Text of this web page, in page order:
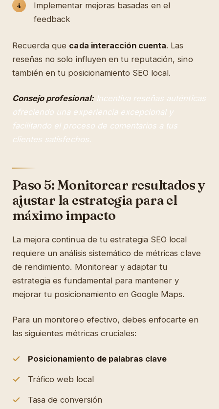
Implementar mejoras basadas en el
feedback
Recuerda que cada interacción cuenta. Las
reseñas no solo influyen en tu reputación, sino
también en tu posicionamiento SEO local.
Consejo profesional: Incentiva reseñas auténticas
ofreciendo una experiencia excepcional y
facilitando el proceso de comentarios a tus
clientes satisfechos.
Paso 5: Monitorear resultados y
ajustar la estrategia para el
máximo impacto
La mejora continua de tu estrategia SEO local
requiere un análisis sistemático de métricas clave
de rendimiento. Monitorear y adaptar tu
estrategia es fundamental para mantener y
mejorar tu posicionamiento en Google Maps.
Para un monitoreo efectivo, debes enfocarte en
las siguientes métricas cruciales:
Posicionamiento de palabras clave
Tráfico web local
Tasa de conversión